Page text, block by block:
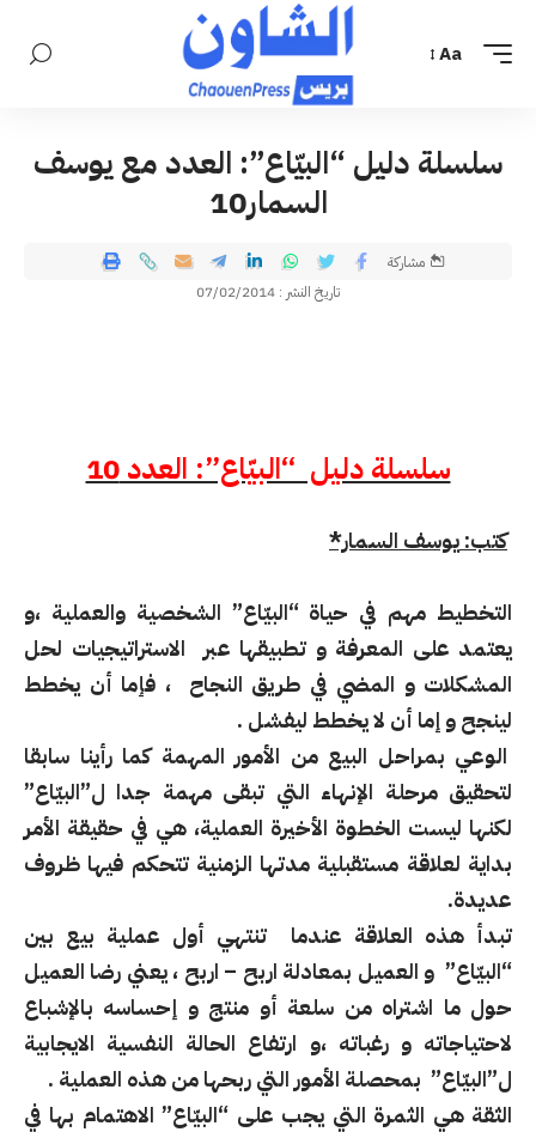
Aa
سلسلة دليل “البيّاع”: العدد مع يوسف
السمار10
تاريخ النشر : 07/02/2014
مشاركة
سلسلة دليل “البيّاع”: العدد 10
كتب:يوسف السمار*
التخطيط مهم في حياة “البيّاع” الشخصية والعملية ،و
يعتمد على المعرفة و تطبيقها عبر الاستراتيجيات لحل
المشكلات و المضي في طريق النجاح ، فإما أن يخطط
لينجح و إما أن لا يخطط ليفشل .
الوعي بمراحل البيع من الأمور المهمة كما رأينا سابقا
لتحقيق مرحلة الإنهاء التي تبقى مهمة جدا ل”البيّاع”
لكنها ليست الخطوة الأخيرة العملية، هي في حقيقة الأمر
بداية لعلاقة مستقبلية مدتها الزمنية تتحكم فيها ظروف
عديدة.
تبدأ هذه العلاقة عندما تنتهي أول عملية بيع بين
“البيّاع” و العميل بمعادلة اربح – اربح ، يعني رضا العميل
حول ما اشتراه من سلعة أو منتج و إحساسه بالإشباع
لاحتياجاته و رغباته ،و ارتفاع الحالة النفسية الايجابية
ل”البيّاع” بمحصلة الأمور التي ربحها من هذه العملية .
الثقة هي الثمرة التي يجب على “البيّاع” الاهتمام بها في